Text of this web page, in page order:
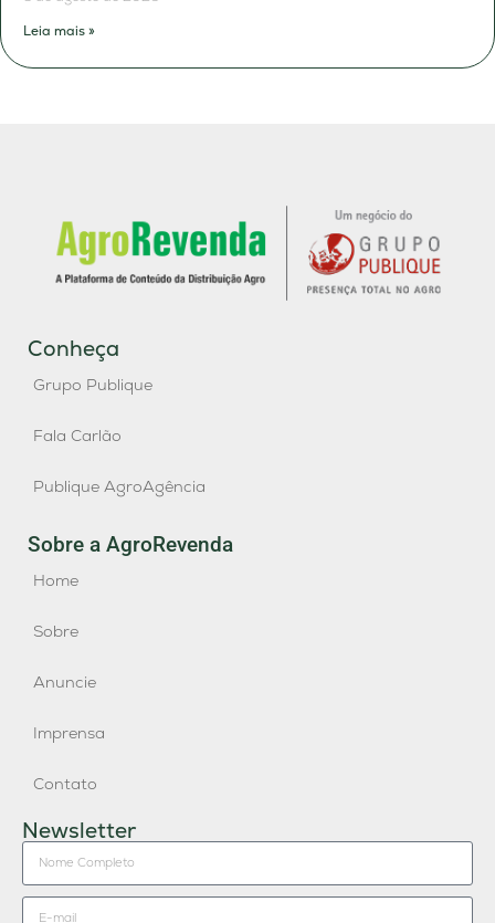
Leia mais »
Conheça
Grupo Publique
Fala Carlão
Publique AgroAgência
Sobre a AgroRevenda
Home
Sobre
Anuncie
Imprensa
Contato
Newsletter